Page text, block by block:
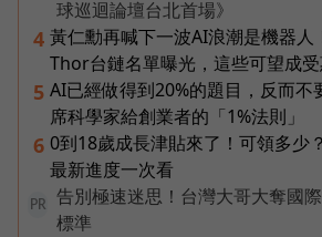
球巡迴論壇台北首場》
4 黃仁勳再喊下一波AI浪潮是機器人
Thor台鏈名單曝光，這些可望成
5 AI已經做得到20%的題目，反而
席科學家給創業者的「1%法則」
6 0到18歲成長津貼來了！可領多少
最新進度一次看
PR
告別極速迷思！台灣大哥大奪國
標準